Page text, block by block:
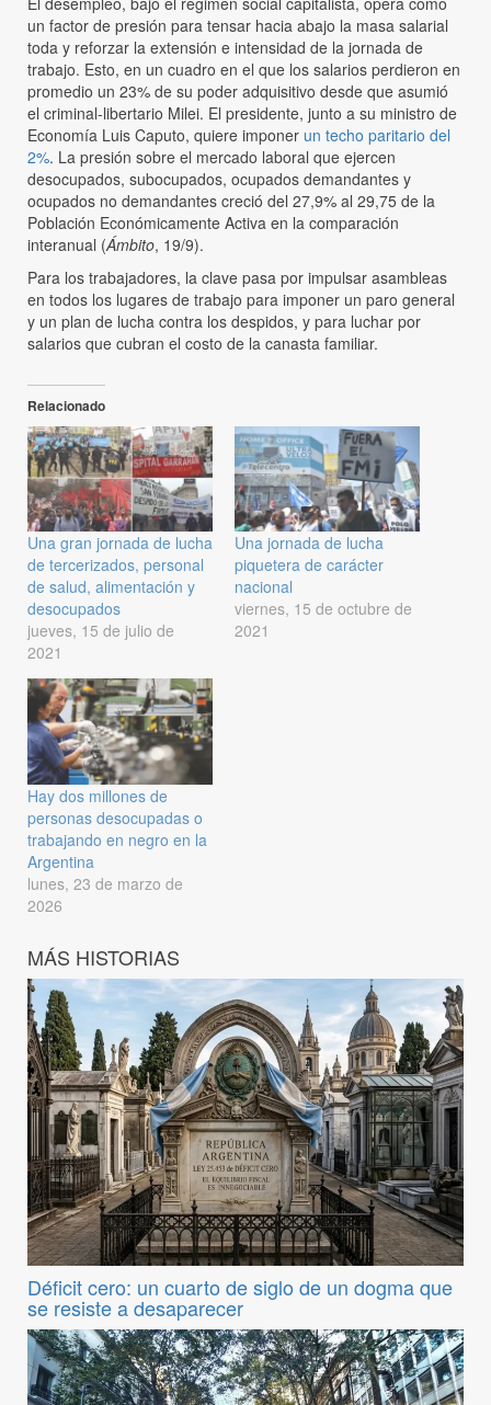
un factor de presión para tensar hacia abajo la masa salarial
toda y reforzar la extensión e intensidad de la jornada de
trabajo. Esto, en un cuadro en el que los salarios perdieron en
promedio un 23% de su poder adquisitivo desde que asumió
el criminal-libertario Milei. El presidente, junto a su ministro de
Economía Luis Caputo, quiere imponer un techo paritario del
2%. La presión sobre el mercado laboral que ejercen
desocupados, subocupados, ocupados demandantes y
ocupados no demandantes creció del 27,9% al 29,75 de la
Población Económicamente Activa en la comparación
interanual (Ámbito, 19/9).
Para los trabajadores, la clave pasa por impulsar asambleas
en todos los lugares de trabajo para imponer un paro general
y un plan de lucha contra los despidos, y para luchar por
salarios que cubran el costo de la canasta familiar.
Relacionado
Una gran jornada de lucha
de tercerizados, personal
de salud, alimentación y
desocupados
jueves, 15 de julio de
2021
Una jornada de lucha
piquetera de carácter
nacional
viernes, 15 de octubre de
2021
Hay dos millones de
personas desocupadas o
trabajando en negro en la
Argentina
lunes, 23 de marzo de
2026
MÁS HISTORIAS
Déficit cero: un cuarto de siglo de un dogma que
se resiste a desaparecer